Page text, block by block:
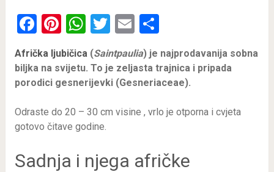
Facebook
Pinterest
WhatsApp
Twitter
EmailShare
Afrička ljubičica(Saintpaulia) je najprodavanija sobna
biljka na svijetu. To je zeljasta trajnica i pripada
porodici gesnerijevki (Gesneriaceae).
Odraste do 20 – 30 cm visine , vrlo je otporna i cvjeta
gotovo čitave godine.
Sadnja i njega afričke